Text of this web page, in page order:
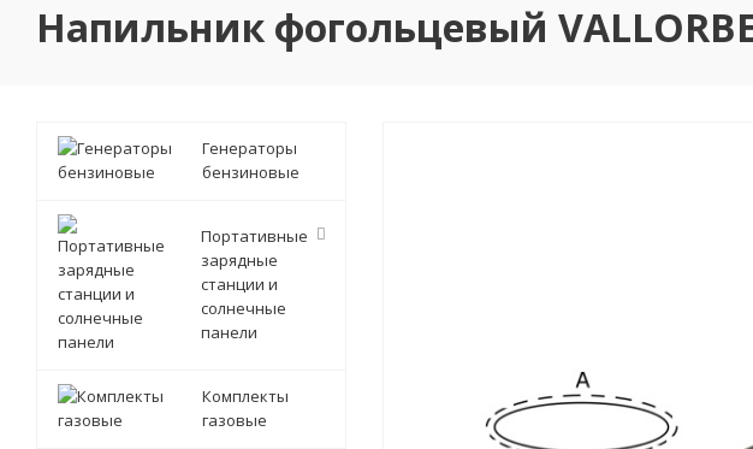
Напильник фогольцевый
Генераторы
бензиновые
Портативные
зарядные
станции и
солнечные
панели
Комплекты
газовые